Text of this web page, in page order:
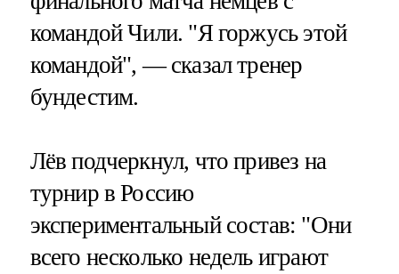
командой Чили. "Я горжусь этой
командой", — сказал тренер
бундестим.
Лёв подчеркнул, что привез на
турнир в Россию
экспериментальный состав: "Они
всего несколько недель играют